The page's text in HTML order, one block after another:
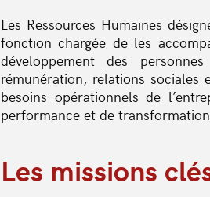
Les Ressources Humaines
fonction chargée de les
développement des
rémunération, relations
besoins opérationnels de
performance et de
Les missions